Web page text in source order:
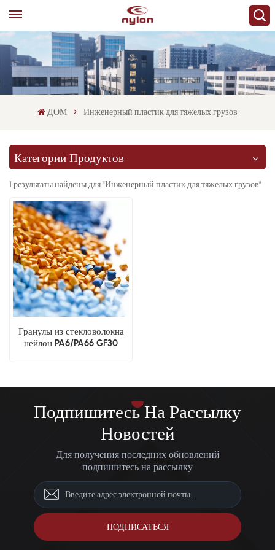
ДОМ Инженерный пластик для тяжелых грузов
Категории Продуктов
1 результаты найдены для "Инженерный пластик для тяжелых грузов"
Гранулы из стекловолокна
нейлон PA6/PA66 GF30
Подпишитесь На Рассылку
Новостей
Для получения последних обновлений
подпишитесь на рассылку